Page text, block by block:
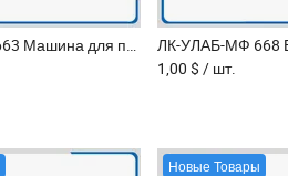
ЛК-УЛАБ-МФ 663 Машина для плоской маркировки для упаковки коробок и пакетов
1,00 $ / шт.
Новые Товары